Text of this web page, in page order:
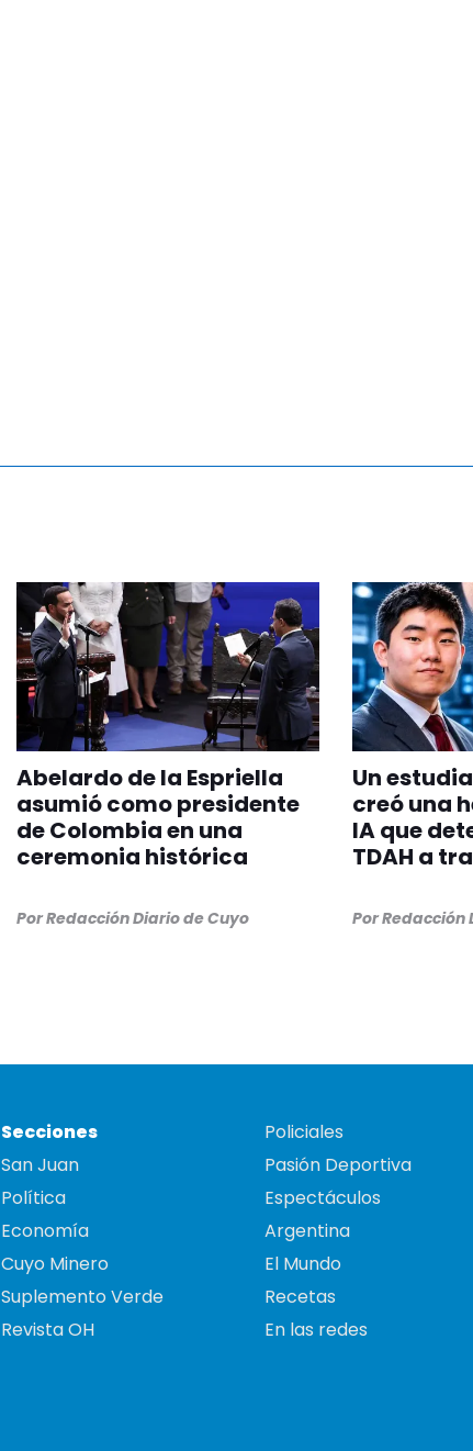
Abelardo de la Espriella
asumió como presidente
de Colombia en una
ceremonia histórica
PorRedacción Diario de Cuyo
Un
creó una
IA que
TDAH a
PorRedacción
Secciones
San Juan
Política
Economía
Cuyo Minero
Suplemento Verde
Revista OH
Policiales
Pasión Deportiva
Espectáculos
Argentina
El Mundo
Recetas
En las redes